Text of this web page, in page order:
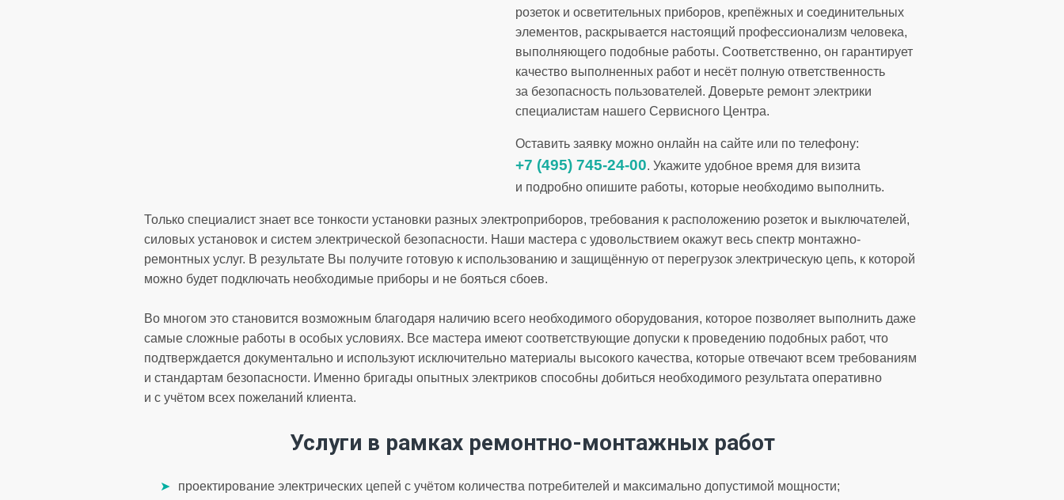
розеток и осветительных приборов, крепёжных и соединительных
элементов, раскрывается настоящий профессионализм человека,
выполняющего подобные работы. Соответственно, он гарантирует
качество выполненных работ и несёт полную ответственность
за безопасность пользователей. Доверьте ремонт электрики
специалистам нашего Сервисного Центра.
Оставить заявку можно онлайн на сайте или по телефону:
+7 (495) 745-24-00. Укажите удобное время для визита
и подробно опишите работы, которые необходимо выполнить.
Только специалист знает все тонкости установки разных электроприборов, требования к расположению розеток и выключателей,
силовых установок и систем электрической безопасности. Наши мастера с удовольствием окажут весь спектр монтажно-
ремонтных услуг. В результате Вы получите готовую к использованию и защищённую от перегрузок электрическую цепь, к которой
можно будет подключать необходимые приборы и не бояться сбоев.
Во многом это становится возможным благодаря наличию всего необходимого оборудования, которое позволяет выполнить даже
самые сложные работы в особых условиях. Все мастера имеют соответствующие допуски к проведению подобных работ, что
подтверждается документально и используют исключительно материалы высокого качества, которые отвечают всем требованиям
и стандартам безопасности. Именно бригады опытных электриков способны добиться необходимого результата оперативно
и с учётом всех пожеланий клиента.
Услуги в рамках ремонтно-монтажных работ
проектирование электрических цепей с учётом количества потребителей и максимально допустимой мощности;